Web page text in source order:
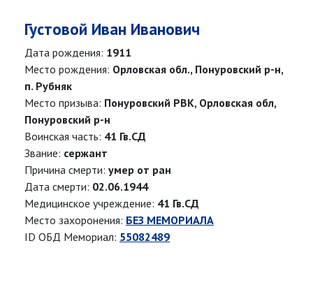
Густовой Иван Иванович
Дата рождения: 1911
Место рождения: Орловская обл., Понуровский р-н,
п. Рубняк
Место призыва: Понуровский РВК, Орловская обл,
Понуровский р-н
Воинская часть: 41 Гв.СД
Звание: сержант
Причина смерти: умер от ран
Дата смерти: 02.06.1944
Медицинское учреждение: 41 Гв.СД
Место захоронения: БЕЗ МЕМОРИАЛА
ID ОБД Мемориал: 55082489